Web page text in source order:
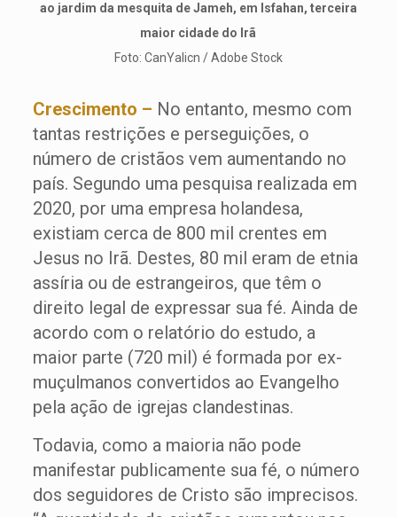
ao jardim da mesquita de Jameh, em Isfahan, terceira
maior cidade do Irã
Foto: CanYalicn / Adobe Stock
Crescimento – No entanto, mesmo com
tantas restrições e perseguições, o
número de cristãos vem aumentando no
país. Segundo uma pesquisa realizada em
2020, por uma empresa holandesa,
existiam cerca de 800 mil crentes em
Jesus no Irã. Destes, 80 mil eram de etnia
assíria ou de estrangeiros, que têm o
direito legal de expressar sua fé. Ainda de
acordo com o relatório do estudo, a
maior parte (720 mil) é formada por ex-
muçulmanos convertidos ao Evangelho
pela ação de igrejas clandestinas.
Todavia, como a maioria não pode
manifestar publicamente sua fé, o número
dos seguidores de Cristo são imprecisos.